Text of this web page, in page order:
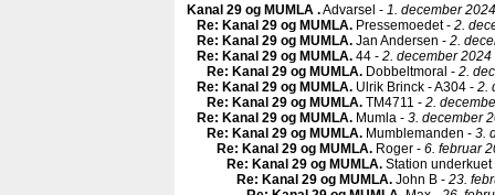
Kanal 29 og MUMLA .Advarsel - 1. december
Re: Kanal 29 og MUMLA. Pressemoedet - 2.
Re: Kanal 29 og MUMLA. Jan Andersen - 2.
Re: Kanal 29 og MUMLA. 44 - 2. december 2024
Re: Kanal 29 og MUMLA. Dobbeltmoral - 2.
Re: Kanal 29 og MUMLA. Ulrik Brinck - A304 - 2.
Re: Kanal 29 og MUMLA. TM4711 - 2.
Re: Kanal 29 og MUMLA. Mumla - 3. december
Re: Kanal 29 og MUMLA. Mumblemanden - 3.
Re: Kanal 29 og MUMLA. Roger - 6. februar
Re: Kanal 29 og MUMLA. Station
Re: Kanal 29 og MUMLA. John B - 23.